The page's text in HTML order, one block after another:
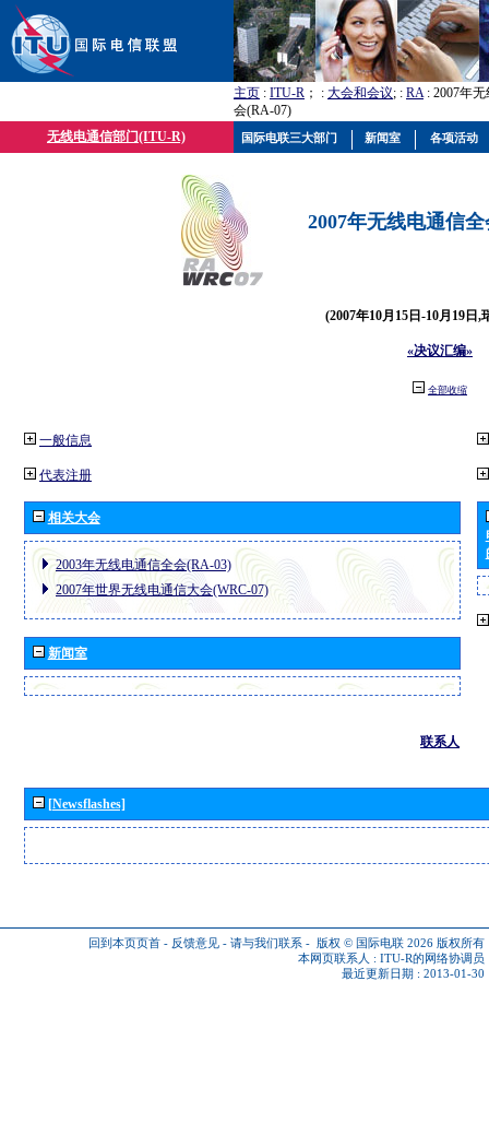
主页 : ITU-R ； : 大会和会议; : RA: 2007年
会(RA-07)
无线电通信部门(ITU-R)
2007年无线电通信
(2007年10月15日-10月19日,
«决议汇编»
全部收缩
一般信息
代表注册
相关大会
2003年无线电通信全会(RA-03)
2007年世界无线电通信大会(WRC-07)
新闻室
联系人
[Newsflashes]
回到本页页首 - 反馈意见 - 请与我们联系 - 版权 © 国际电联 2026 版权所有
本网页联系人 : ITU-R的网络协调员
最近更新日期 : 2013-01-30
国际电联三大部门 新闻室 各项活动